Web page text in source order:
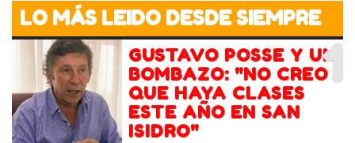
LO MÁS LEIDO DESDE SIEMPRE
1
GUSTAVO POSSE Y UN
BOMBAZO: "NO CREO
QUE HAYA CLASES
ESTE AÑO EN SAN
ISIDRO"